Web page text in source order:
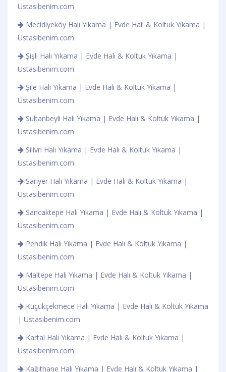
Ustasıbenim.com
Mecidiyeköy Halı Yıkama | Evde Halı & Koltuk Yıkama |
Ustasıbenim.com
Şişli Halı Yıkama | Evde Halı & Koltuk Yıkama |
Ustasıbenim.com
Şile Halı Yıkama | Evde Halı & Koltuk Yıkama |
Ustasıbenim.com
Sultanbeyli Halı Yıkama | Evde Halı & Koltuk Yıkama |
Ustasıbenim.com
Silivri Halı Yıkama | Evde Halı & Koltuk Yıkama |
Ustasıbenim.com
Sarıyer Halı Yıkama | Evde Halı & Koltuk Yıkama |
Ustasıbenim.com
Sancaktepe Halı Yıkama | Evde Halı & Koltuk Yıkama |
Ustasıbenim.com
Pendik Halı Yıkama | Evde Halı & Koltuk Yıkama |
Ustasıbenim.com
Maltepe Halı Yıkama | Evde Halı & Koltuk Yıkama |
Ustasıbenim.com
Küçükçekmece Halı Yıkama | Evde Halı & Koltuk Yıkama
| Ustasıbenim.com
Kartal Halı Yıkama | Evde Halı & Koltuk Yıkama |
Ustasıbenim.com
Kağıthane Halı Yıkama | Evde Halı & Koltuk Yıkama |